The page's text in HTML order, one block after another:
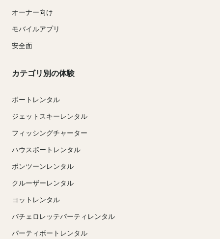
オーナー向け
モバイルアプリ
安全面
カテゴリ別の体験
ボートレンタル
ジェットスキーレンタル
フィッシングチャーター
ハウスボートレンタル
ポンツーンレンタル
クルーザーレンタル
ヨットレンタル
バチェロレッテパーティレンタル
パーティボートレンタル